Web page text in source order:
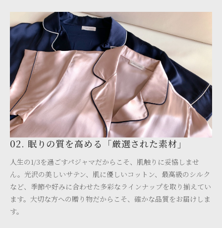
02. 眠りの質を高める「厳選された素材」
人生の1/3を過ごすパジャマだからこそ、肌触りに妥協しませ
ん。光沢の美しいサテン、肌に優しいコットン、最高級のシルク
など、季節や好みに合わせた多彩なラインナップを取り揃えてい
ます。大切な方への贈り物だからこそ、確かな品質をお届けしま
す。